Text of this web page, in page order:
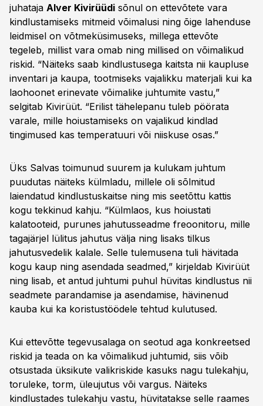
juhataja Alver Kivirüüdi sõnul on ettevõtete vara
kindlustamiseks mitmeid võimalusi ning õige lahenduse
leidmisel on võtmeküsimuseks, millega ettevõte
tegeleb, millist vara omab ning millised on võimalikud
riskid. “Näiteks saab kindlustusega kaitsta nii kaupluse
inventari ja kaupa, tootmiseks vajalikku materjali kui ka
laohoonet erinevate võimalike juhtumite vastu,”
selgitab Kivirüüt. “Erilist tähelepanu tuleb pöörata
varale, mille hoiustamiseks on vajalikud kindlad
tingimused kas temperatuuri või niiskuse osas.”
Üks Salvas toimunud suurem ja kulukam juhtum
puudutas näiteks külmladu, millele oli sõlmitud
laiendatud kindlustuskaitse ning mis seetõttu kattis
kogu tekkinud kahju. “Külmlaos, kus hoiustati
kalatooteid, purunes jahutusseadme freoonitoru, mille
tagajärjel lülitus jahutus välja ning lisaks tilkus
jahutusvedelik kalale. Selle tulemusena tuli hävitada
kogu kaup ning asendada seadmed,” kirjeldab Kivirüüt
ning lisab, et antud juhtumi puhul hüvitas kindlustus nii
seadmete parandamise ja asendamise, hävinenud
kauba kui ka koristustöödele tehtud kulutused.
Kui ettevõtte tegevusalaga on seotud aga konkreetsed
riskid ja teada on ka võimalikud juhtumid, siis võib
otsustada üksikute valikriskide kasuks nagu tulekahju,
toruleke, torm, üleujutus või vargus. Näiteks
kindlustades tulekahju vastu, hüvitatakse selle raames